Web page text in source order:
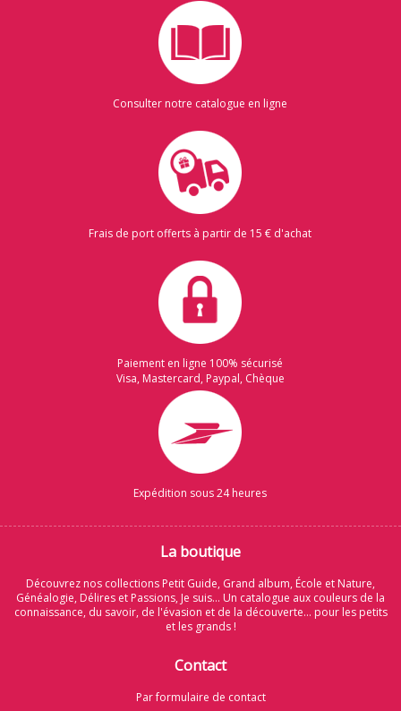
Consulter notre catalogue en ligne
Frais de port offerts à partir de 15 € d'achat
Paiement en ligne 100% sécurisé
Visa, Mastercard, Paypal, Chèque
Expédition sous 24 heures
La boutique
Découvrez nos collections Petit Guide, Grand album, École et Nature,
Généalogie, Délires et Passions, Je suis... Un catalogue aux couleurs de la
connaissance, du savoir, de l'évasion et de la découverte... pour les petits
et les grands !
Contact
Par formulaire de contact